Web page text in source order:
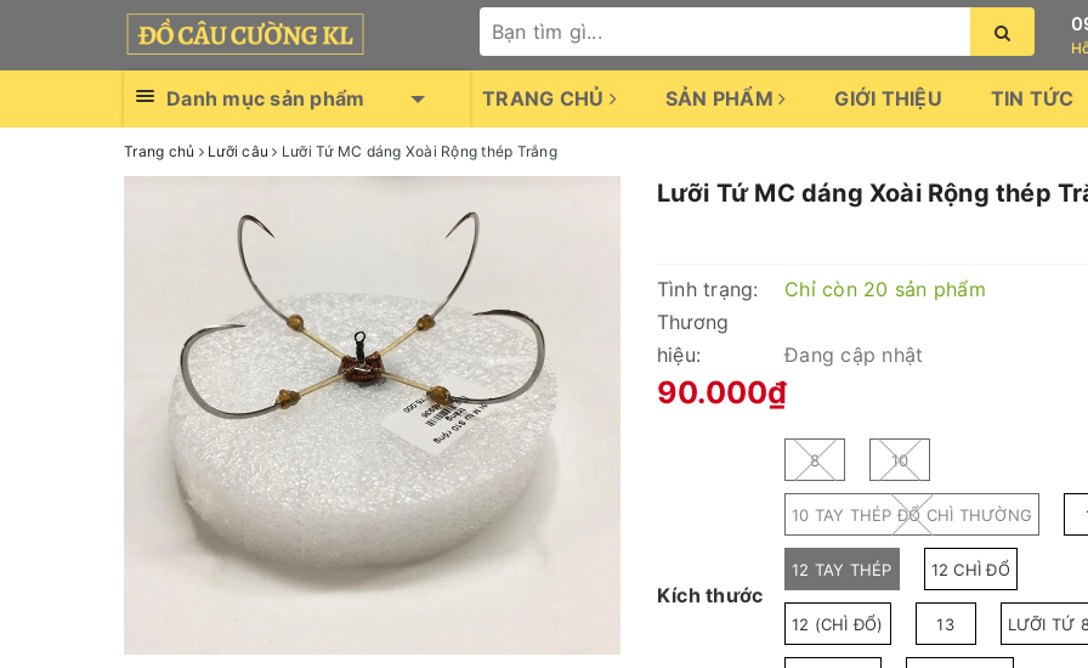
Danh mục sản phẩm TRANG CHỦ SẢN PHẨM GIỚI THIỆU TIN TỨC
Trang chủ Lưỡi câu Lưỡi Tứ MC dáng Xoài Rộng thép Trắng
Lưỡi Tứ MC dáng Xoài Rộng thép
Tình trạng:
Chỉ còn 20 sản phẩm
Thương
hiệu:
Đang cập nhật
90.000₫
Kích thước
8 10
10 TAY THÉP ĐỔ CHÌ THƯỜNG
12 TAY THÉP 12 CHÌ ĐỔ
12 (CHÌ ĐỔ) 13 LƯỠI TỨ